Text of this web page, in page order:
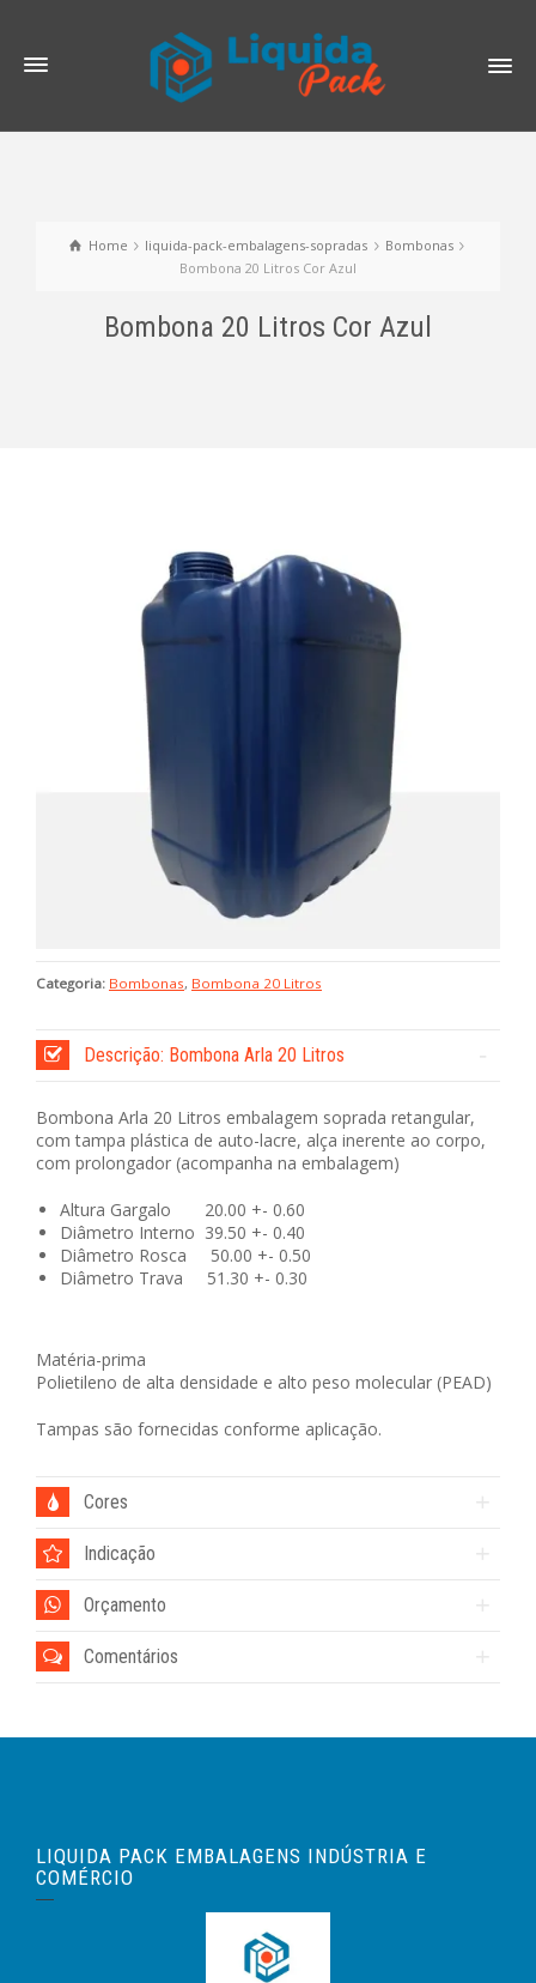
Home liquida-pack-embalagens-sopradas
Bombonas
Bombona 20 Litros Cor Azul
Bombona 20 Litros Cor Azul
Categoria: Bombonas, Bombona 20 Litros
Descrição: Bombona Arla 20 Litros
Bombona Arla 20 Litros embalagem soprada retangular,
com tampa plástica de auto-lacre, alça inerente ao corpo,
com prolongador (acompanha na embalagem)
Altura Gargalo 20.00 +- 0.60
Diâmetro Interno 39.50 +- 0.40
Diâmetro Rosca 50.00 +- 0.50
Diâmetro Trava 51.30 +- 0.30
Matéria-prima
Polietileno de alta densidade e alto peso molecular (PEAD)
Tampas são fornecidas conforme aplicação.
Cores
Indicação
Orçamento
Comentários
LIQUIDA PACK EMBALAGENS INDÚSTRIA E
COMÉRCIO